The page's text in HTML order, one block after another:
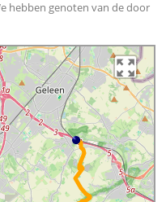
hebben genoten van de door